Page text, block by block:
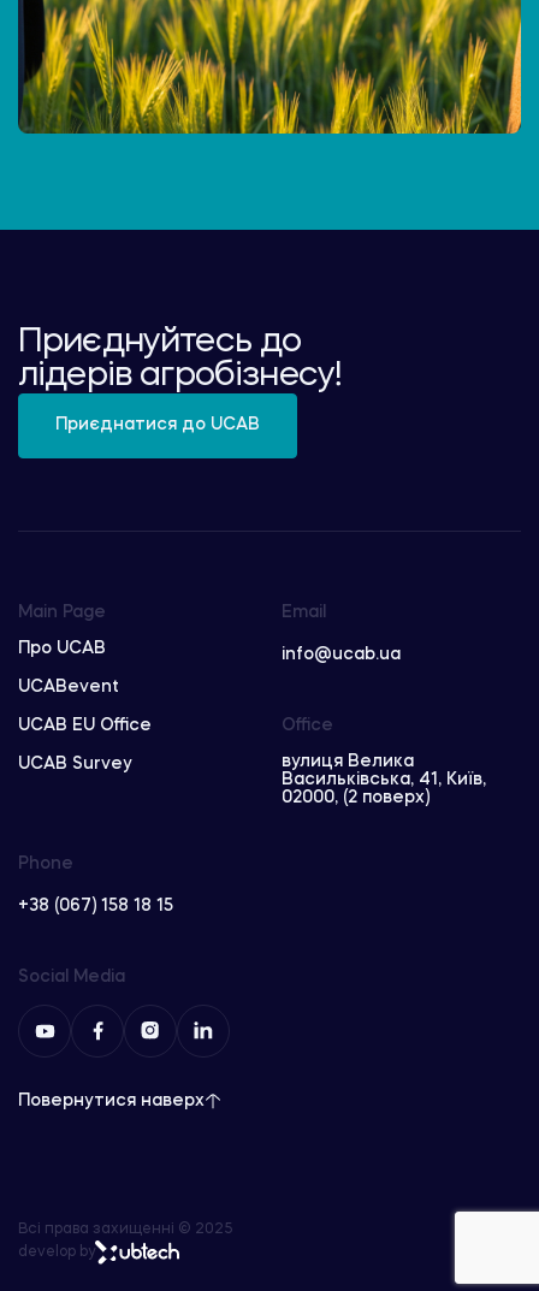
Приєднуйтесь до
лідерів агробізнесу!
Приєднатися до UCAB
Main Page
Про UCAB
UCABevent
UCAB EU Office
UCAB Survey
Email
info@ucab.ua
Phone
+38 (067) 158 18 15
Office
вулиця Велика
Васильківська, 41, Київ,
02000, (2 поверх)
Social Media
Повернутися наверх
Всі права захищенні © 2025
develop by